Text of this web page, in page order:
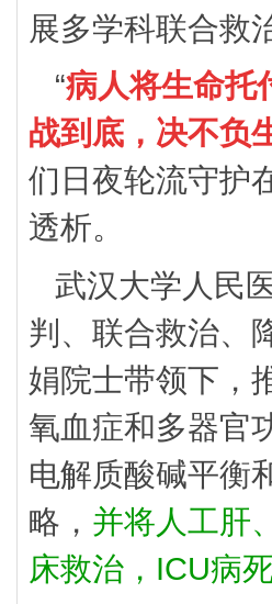
展多学科联合救
“病人将生命托
战到底，决不负
们日夜轮流守护
透析。
武汉大学人民
判、联合救治、
娟院士带领下，
氧血症和多器官
电解质酸碱平衡
略， 并将人工肝
床救治，ICU病